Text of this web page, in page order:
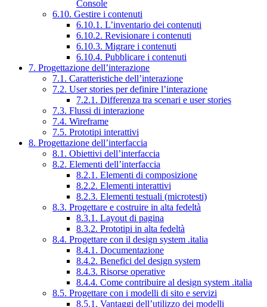
Console
6.10. Gestire i contenuti
6.10.1. L’inventario dei contenuti
6.10.2. Revisionare i contenuti
6.10.3. Migrare i contenuti
6.10.4. Pubblicare i contenuti
7. Progettazione dell’interazione
7.1. Caratteristiche dell’interazione
7.2. User stories per definire l’interazione
7.2.1. Differenza tra scenari e user stories
7.3. Flussi di interazione
7.4. Wireframe
7.5. Prototipi interattivi
8. Progettazione dell’interfaccia
8.1. Obiettivi dell’interfaccia
8.2. Elementi dell’interfaccia
8.2.1. Elementi di composizione
8.2.2. Elementi interattivi
8.2.3. Elementi testuali (microtesti)
8.3. Progettare e costruire in alta fedeltà
8.3.1. Layout di pagina
8.3.2. Prototipi in alta fedeltà
8.4. Progettare con il design system .italia
8.4.1. Documentazione
8.4.2. Benefici del design system
8.4.3. Risorse operative
8.4.4. Come contribuire al design system .italia
8.5. Progettare con i modelli di sito e servizi
8.5.1. Vantaggi dell’utilizzo dei modelli